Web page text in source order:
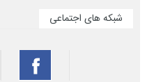
شبکه های اجتماعی